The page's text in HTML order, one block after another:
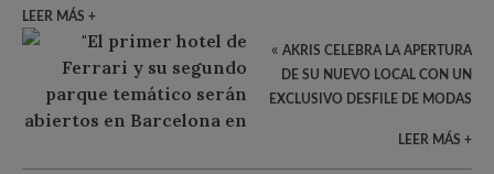
LEER MÁS +
« AKRIS CELEBRA LA APERTURA
DE SU NUEVO LOCAL CON UN
EXCLUSIVO DESFILE DE MODAS
LEER MÁS +